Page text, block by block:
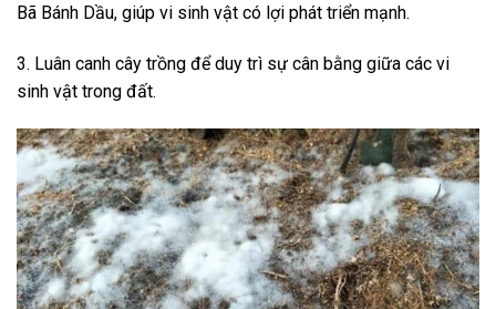
Bã Bánh Dầu, giúp vi sinh vật có lợi phát triển mạnh.
3. Luân canh cây trồng để duy trì sự cân bằng giữa các vi
sinh vật trong đất.